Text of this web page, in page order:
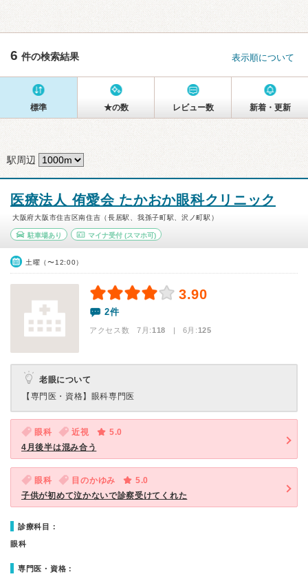
6 件の検索結果 表示順について
標準 ★の数 レビュー数 新着・更新
駅周辺
医療法人 侑愛会 たかおか眼科クリニック
大阪府大阪市住吉区南住吉（長居駅、我孫子町駅、沢ノ町駅）
駐車場あり マイナ受付(スマホ可)
土曜（〜12:00）
3.90
2件
アクセス数 7月:118 | 6月:125
老眼について
【専門医・資格】 眼科専門医
眼科 近視
5.0
4月後半は混み合う
眼科 目のかゆみ
5.0
子供が初めて泣かないで診察受けてくれた
診療科目：
眼科
専門医・資格：